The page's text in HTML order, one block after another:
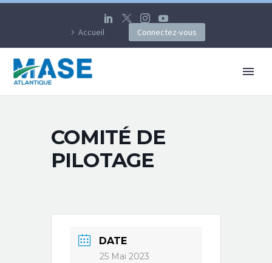
Accueil Connectez-vous
COMITÉ DE
PILOTAGE
DATE
25 Mai 2023